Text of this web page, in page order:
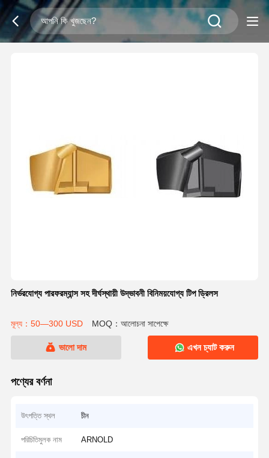
নির্ভরযোগ্য পারফরম্যান্স সহ দীর্ঘস্থায়ী উদ্ভাবনী বিনিময়যোগ্য টিপ ড্রিলস
মূল্য：50—300 USD MOQ：আলোচনা সাপেক্ষে
ভালো দাম এখন চ্যাট করুন
পণ্যের বর্ণনা
উৎপত্তি স্থল চীন
পরিচিতিমুলক নাম ARNOLD